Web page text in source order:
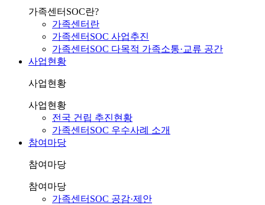
가족센터SOC란?
가족센터란
가족센터SOC 사업추진
가족센터SOC 다목적 가족소통·교류 공간
사업현황
사업현황
사업현황
전국 건립 추진현황
가족센터SOC 우수사례 소개
참여마당
참여마당
참여마당
가족센터SOC 공감·제안